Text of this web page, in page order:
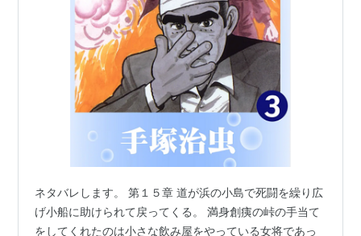
ネタバレします。 第１５章 道が浜の小島で死闘を繰り広
げ小船に助けられて戻ってくる。 満身創痍の峠の手当て
をしてくれたのは小さな飲み屋をやっている女将であっ